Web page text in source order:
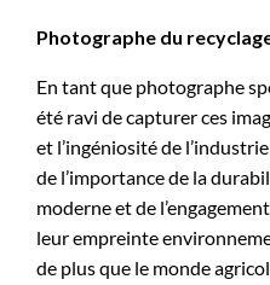
Photographe du
En tant que photographe
été ravi de capturer ces
et l’ingéniosité de
de l’importance de la
moderne et de
leur empreinte
de plus que le monde